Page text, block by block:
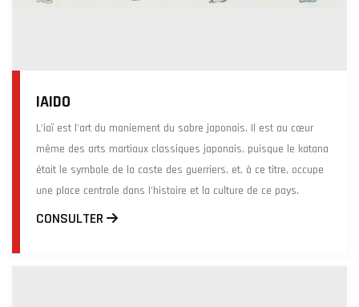
IAIDO
L'iaï est l'art du maniement du sabre japonais. Il est au cœur
même des arts martiaux classiques japonais, puisque le katana
était le symbole de la caste des guerriers, et, à ce titre, occupe
une place centrale dans l'histoire et la culture de ce pays.
CONSULTER